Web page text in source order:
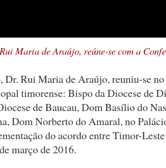
Maria de Araújo, reúne-se com a
Rui Maria de Araújo, reuniu-se
timorense: Bispo da Diocese de
de Baucau, Dom Basílio do
Dom Norberto do Amaral, no
do acordo entre Timor-
março de 2016.